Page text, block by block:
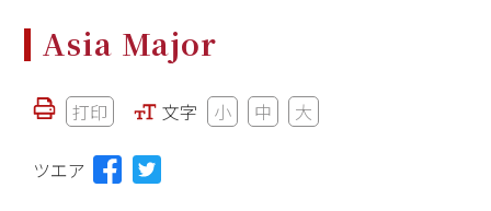
Asia Major
打印 文字 小 中 大
ツエア